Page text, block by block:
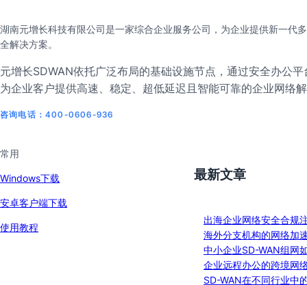
湖南元增长科技有限公司是一家综合企业服务公司，为企业提供新一代
全解决方案。
元增长SDWAN依托广泛布局的基础设施节点，通过安全办公
为企业客户提供高速、稳定、超低延迟且智能可靠的企业网络
咨询电话：400-0606-936
常用
Windows下载
安卓客户端下载
使用教程
最新文章
出海企业网络安全合规
海外分支机构的网络加
中小企业SD-WAN组网
企业远程办公的跨境网
SD-WAN在不同行业中